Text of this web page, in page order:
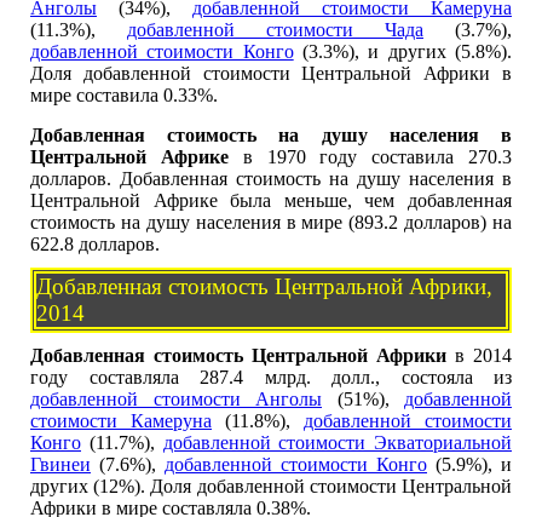
Анголы (34%), добавленной стоимости Камеруна
(11.3%), добавленной стоимости Чада (3.7%),
добавленной стоимости Конго(3.3%), и других (5.8%).
Доля добавленной стоимости Центральной Африки в
мире составила 0.33%.
Добавленная стоимость на душу населения в
Центральной Африкев 1970 году составила 270.3
долларов. Добавленная стоимость на душу населения в
Центральной Африке была меньше, чем добавленная
стоимость на душу населения в мире (893.2 долларов) на
622.8 долларов.
Добавленная стоимость Центральной Африки,
2014
Добавленная стоимость Центральной Африки в 2014
году составляла 287.4 млрд. долл., состояла из
добавленной стоимости Анголы (51%), добавленной
стоимости Камеруна (11.8%), добавленной стоимости
Конго (11.7%), добавленной стоимости Экваториальной
Гвинеи (7.6%), добавленной стоимости Конго (5.9%), и
других (12%). Доля добавленной стоимости Центральной
Африки в мире составляла 0.38%.